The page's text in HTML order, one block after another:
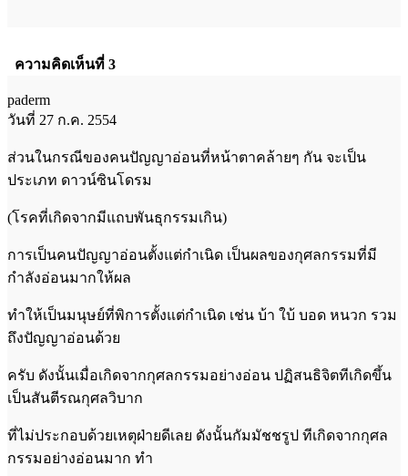
ความคิดเห็นที่ 3
paderm
วันที่ 27 ก.ค. 2554
ส่วนในกรณีของคนปัญญาอ่อนที่หน้าตาคล้ายๆ กัน จะเป็น
ประเภท ดาวน์ซินโดรม
(โรคที่เกิดจากมีแถบพันธุกรรมเกิน)
การเป็นคนปัญญาอ่อนตั้งแต่กำเนิด เป็นผลของกุศลกรรมที่มี
กำลังอ่อนมากให้ผล
ทำให้เป็นมนุษย์ที่พิการตั้งแต่กำเนิด เช่น บ้า ใบ้ บอด หนวก รวม
ถึงปัญญาอ่อนด้วย
ครับ ดังนั้นเมื่อเกิดจากกุศลกรรมอย่างอ่อน ปฏิสนธิจิตทีเกิดขึ้น
เป็นสันตีรณกุศลวิบาก
ที่ไม่ประกอบด้วยเหตุฝ่ายดีเลย ดังนั้นกัมมัชชรูป ทีเกิดจากกุศล
กรรมอย่างอ่อนมาก ทำ